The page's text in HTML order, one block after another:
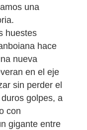
una
huestes
hace
nueva
en el eje
sin perder el
golpes, a
con
gigante entre